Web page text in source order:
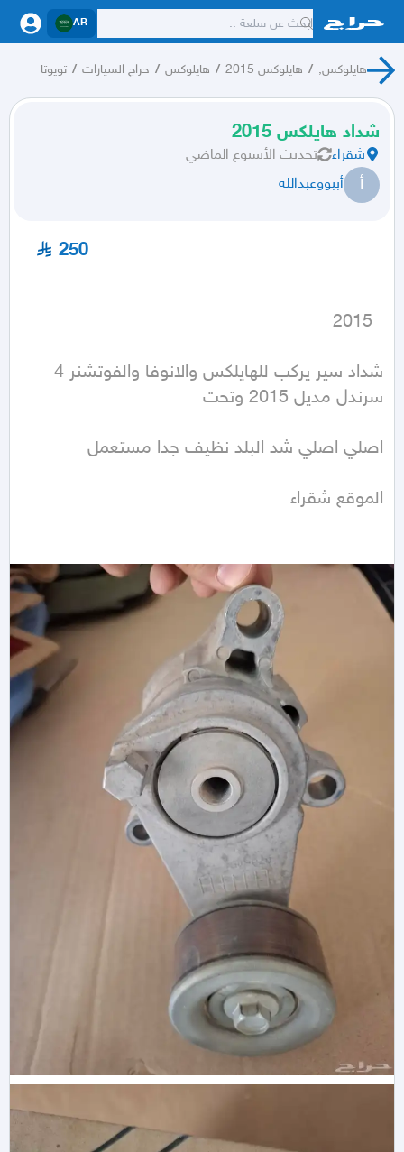
AR
هايلوكس, / هايلوكس 2015 / هايلوكس / حراج السيارات / تويوتا
شداد هايلكس 2015
شقراء تحديث الأسبوع الماضي
أ أببووعبدالله
250
الموقع شقراء